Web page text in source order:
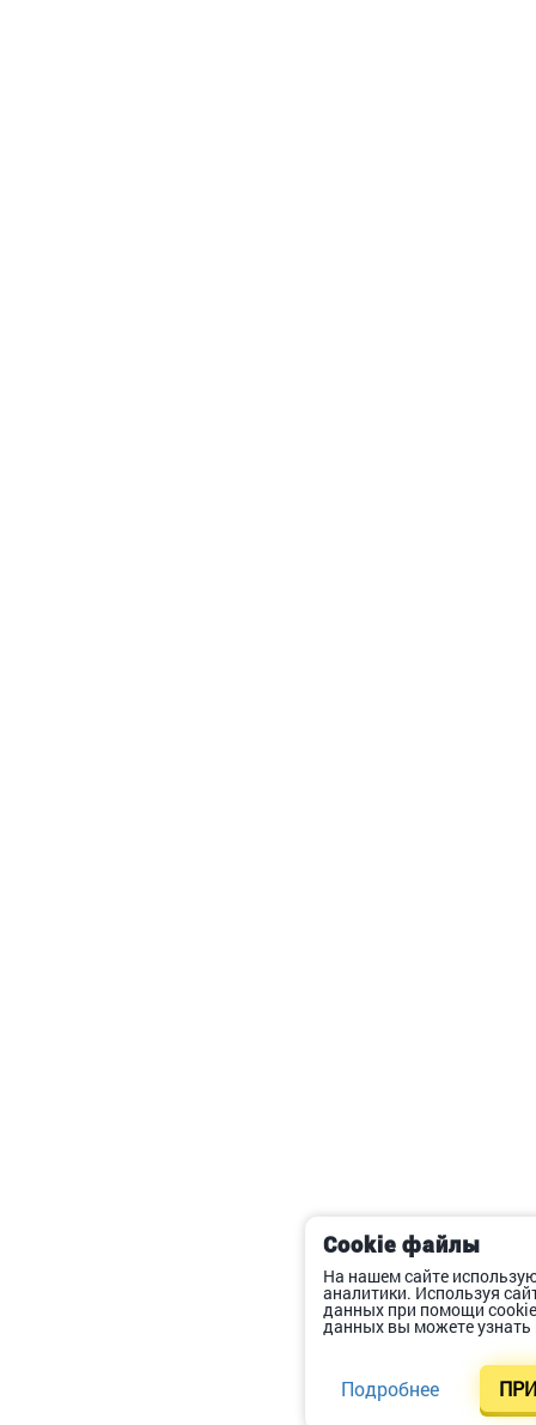
Cookie файлы
На нашем сайте
аналитики. Используя
данных при помощи
данных вы можете узнать
Подробнее